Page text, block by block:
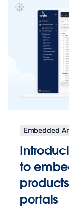
Embedded
to
portals